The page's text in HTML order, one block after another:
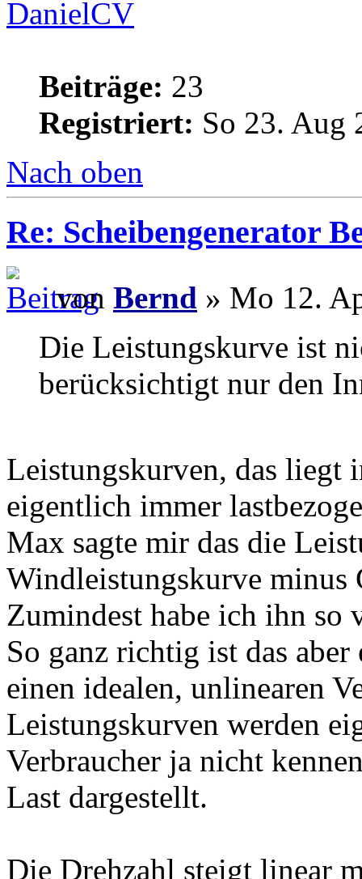
DanielCV
Beiträge: 23
Registriert: So 23. Aug
Nach oben
Re: Scheibengenerator
von Bernd » Mo 12.
Die Leistungskurve ist
berücksichtigt nur den
Leistungskurven, das liegt
eigentlich immer
Max sagte mir das die
Windleistungskurve minus
Zumindest habe ich ihn so
So ganz richtig ist das
einen idealen, unlinearen
Leistungskurven werden
Verbraucher ja nicht
Last dargestellt.
Die Drehzahl steigt linear